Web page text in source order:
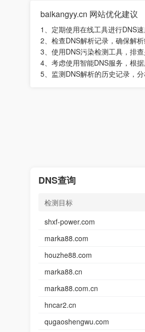
baikangyy.cn 网站优化建议
1、定期使用在线工具进行DNS
2、检查DNS解析记录，确保解
3、使用DNS污染检测工具，排
4、考虑使用智能DNS服务，根
5、监测DNS解析的历史记录，
DNS查询
检测目标
shxf-power.com
marka88.com
houzhe88.com
marka88.cn
marka88.com.cn
hncar2.cn
qugaoshengwu.com